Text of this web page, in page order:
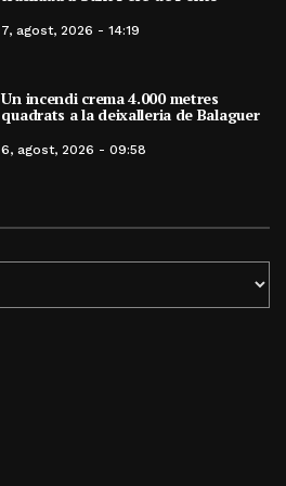
7, agost, 2026 - 14:19
Un incendi crema 4.000 metres
quadrats a la deixalleria de Balaguer
6, agost, 2026 - 09:58